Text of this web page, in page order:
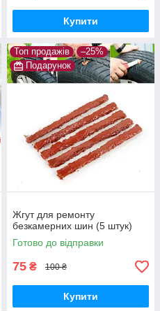
Купити
Топ продажів
–25%
Подарунок
Жгут для ремонту
безкамерних шин (5 штук)
Готово до відправки
75 ₴ 100 ₴
Купити